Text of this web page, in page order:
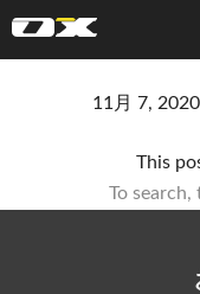
11月 7,
This